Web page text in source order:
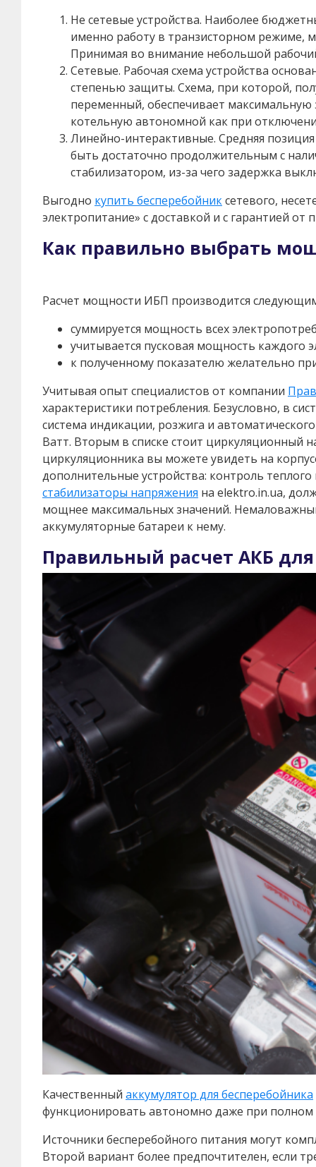
Не сетевые устройства. Наиболее
именно работу в транзисторном режиме,
Принимая во внимание небольшой
Сетевые. Рабочая схема устройства
степенью защиты. Схема, при которой,
переменный, обеспечивает
котельную автономной как при
Линейно-интерактивные. Средняя
быть достаточно продолжительным с
стабилизатором, из-за чего задержка
Выгодно купить бесперебойниксетевого,
электропитание» с доставкой и с гарантией от
Как правильно выбрать
Расчет мощности ИБП производится
суммируется мощность всех
учитывается пусковая мощность каждого
к полученному показателю желательно
Учитывая опыт специалистов от компании
характеристики потребления. Безусловно, в
система индикации, розжига и
Ватт. Вторым в списке стоит циркуляционный
циркуляционника вы можете увидеть на
дополнительные устройства: контроль
стабилизаторы напряжения на elektro.in.ua,
мощнее максимальных значений.
аккумуляторные батареи к нему.
Правильный расчет АКБ
Качественный аккумулятор для бесперебойника
функционировать автономно даже при полном
Источники бесперебойного питания могут
Второй вариант более предпочтителен, если